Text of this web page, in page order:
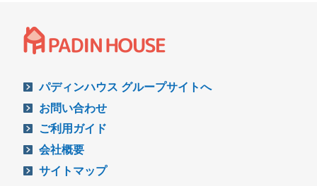
パディンハウス グループサイトへ
お問い合わせ
ご利用ガイド
会社概要
サイトマップ